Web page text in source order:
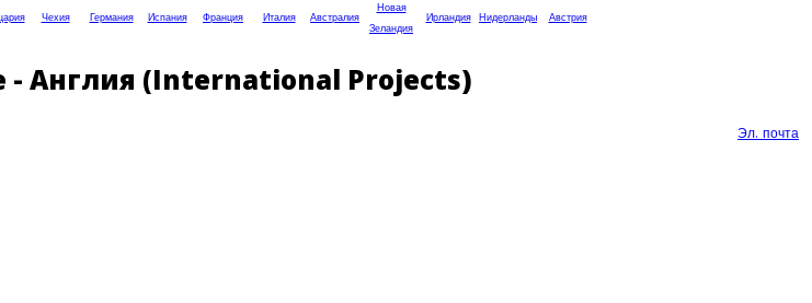
Чехия Германия Испания Франция Италия Австралия
Новая
Зеландия
Ирландия Нидерланды Австрия
- Англия (International Projects)
Эл. почта